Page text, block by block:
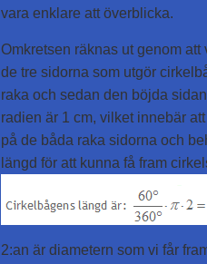
vara enklare att överblicka.
Omkretsen räknas ut genom
de tre sidorna som utgör
raka och sedan den böjda
radien är 1 cm, vilket innebär
på de båda raka sidorna och
längd för att kunna få fram
2:an är diametern som vi får